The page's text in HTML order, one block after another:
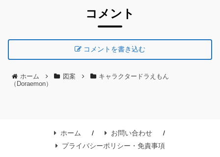
コメント
コメントを書き込む
ホーム 図案
キャラクタードラえもん
（Doraemon）
ホーム
お問い合わせ
プライバシーポリシー・免責事項